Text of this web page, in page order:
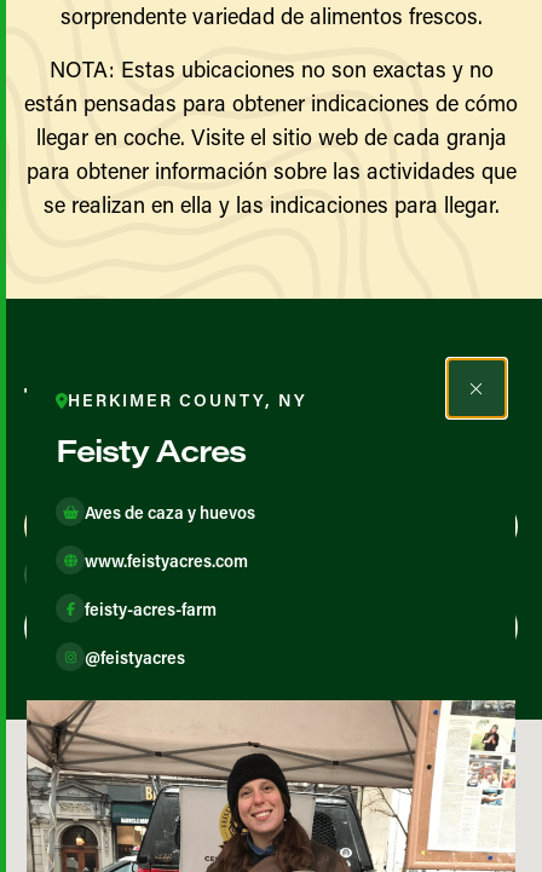
sorprendente variedad de alimentos frescos.
NOTA: Estas ubicaciones no son exactas y no
están pensadas para obtener indicaciones de cómo
llegar en coche. Visite el sitio web de cada granja
para obtener información sobre las actividades que
se realizan en ella y las indicaciones para llegar.
Todos los agricultores y
productores
Map View
HERKIMER COUNTY, NY
Feisty Acres
Aves de caza y huevos
www.feistyacres.com
feisty-acres-farm
@feistyacres